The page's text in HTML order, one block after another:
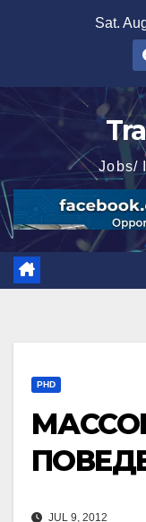
Sat.
Jobs/
PHD
JUL 9, 2012